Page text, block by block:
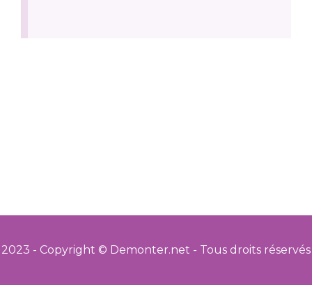
2023 - Copyright © Demonter.net - Tous droits réservés